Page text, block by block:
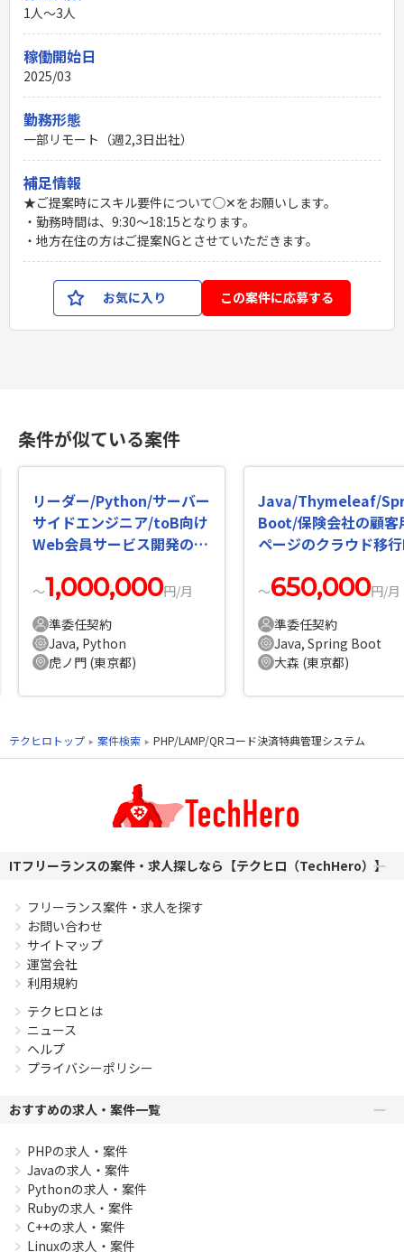
1人～3人
稼働開始日
2025/03
勤務形態
一部リモート（週2,3日出社）
補足情報
★ご提案時にスキル要件について◯✕をお願いします。
・勤務時間は、9:30～18:15となります。
・地方在住の方はご提案NGとさせていただきます。
お気に入り この案件に応募する
条件が似ている案件
リーダー/Python/サーバー
サイドエンジニア/toB向け
Web会員サービス開発の案
〜1,000,000円/月
準委任契約
Java, Python
虎ノ門 (東京都)
Java/Thymeleaf/
Boot/保険会社の顧客
ページのクラウド移
〜650,000円/月
準委任契約
Java, Spring Boot
大森 (東京都)
テクヒロトップ 案件検索 PHP/LAMP/QRコード決済特典管理システム
ITフリーランスの案件・求人探しなら【テクヒロ（TechHero）】
フリーランス案件・求人を探す
お問い合わせ
サイトマップ
運営会社
利用規約
テクヒロとは
ニュース
ヘルプ
プライバシーポリシー
おすすめの求人・案件一覧
PHPの求人・案件
Javaの求人・案件
Pythonの求人・案件
Rubyの求人・案件
C++の求人・案件
Linuxの求人・案件